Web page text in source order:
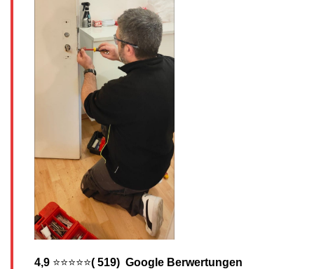
4,9 ⭐⭐⭐⭐⭐( 519) Google Berwertungen